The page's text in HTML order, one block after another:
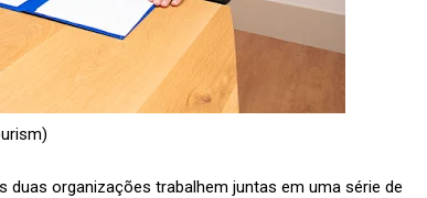
organizações trabalhem juntas em uma série de